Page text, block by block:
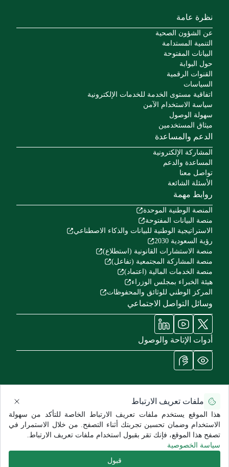
ملفات تعريف الارتباط
هذا الموقع يستخدم ملفات تعريف الارتباط الخاصة للتأكد من سهولة
الاستخدام وضمان تحسين تجربتك أثناء التصفح. من خلال الاستمرار في
تصفح هذا الموقع، فإنك تقر بقبول استخدام ملفات تعريف الارتباط.
سياسة الخصوصية
قبول
نظرة عامة
عن الشؤون الصحية
التنمية المستدامة
البيانات المفتوحة
حول البوابة
القنوات الرقمية
السياسات
اتفاقية مستوى الخدمة للخدمات الإلكترونية
سياسة الاستخدام الآمن
سهولة الوصول
ميثاق المستخدمين
الدعم والمساعدة
المشاركة الإلكترونية
المساعدة والدعم
تواصل معنا
الأسئلة الشائعة
روابط مهمة
المنصة الوطنية الموحدة
منصة البيانات المفتوحة
الاستراتيجية الوطنية للبيانات والذكاء الاصطناعي
رؤية السعودية 2030
منصة الاستشارات القانونية (استطلاع)
منصة المشاركة المجتمعية (تفاعل)
منصة الخدمات المالية (اعتماد)
هيئة الخبراء بمجلس الوزراء
المركز الوطني للوثائق والمحفوظات
وسائل التواصل الاجتماعي
أدوات الإتاحة والوصول
سياسة الاستخدام وإخلاء المسؤولية
خريطة الموقع
جميع الحقوق محفوظة للشؤون الصحية - وزارة الحرس الوطني ©
2026
تاريخ آخر تعديل: